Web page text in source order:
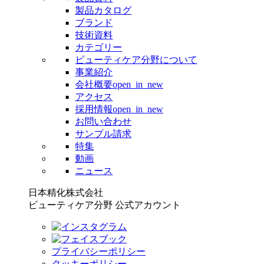
製品カタログ
ブランド
技術資料
カテゴリー
ビューティケア分野について
事業紹介
会社概要open_in_new
アクセス
採用情報open_in_new
お問い合わせ
サンプル請求
特集
動画
ニュース
日本精化株式会社
ビューティケア分野 公式アカウント
プライバシーポリシー